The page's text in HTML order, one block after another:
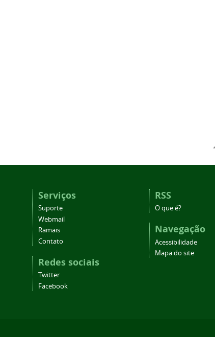
Serviços
Suporte
Webmail
Ramais
Contato
Redes sociais
Twitter
Facebook
RSS
O que é?
Navegação
Acessibilidade
Mapa do site